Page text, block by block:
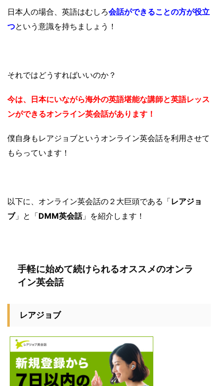
日本人の場合、英語はむしろ会話ができることの方が役立
つという意識を持ちましょう！
それではどうすればいいのか？
今は、日本にいながら海外の英語堪能な講師と英語レッス
ンができるオンライン英会話があります！
僕自身もレアジョブというオンライン英会話を利用させて
もらっています！
以下に、オンライン英会話の２大巨頭である「レアジョ
ブ」と「DMM英会話」を紹介します！
手軽に始めて続けられるオススメのオンラ
イン英会話
レアジョブ